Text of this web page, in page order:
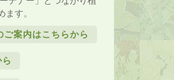
す。
案内はこちらから